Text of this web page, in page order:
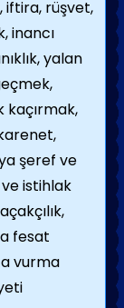
iftira, rüşvet,
inancı
yalan
kaçırmak,
şeref ve
ve istihlak
fesat
vurma